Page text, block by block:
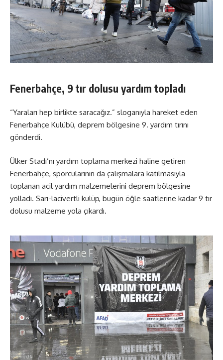
Fenerbahçe, 9 tır dolusu yardım topladı
“Yaraları hep birlikte saracağız.” sloganıyla hareket eden
Fenerbahçe Kulübü, deprem bölgesine 9. yardım tırını
gönderdi.
Ülker Stadı’nı yardım toplama merkezi haline getiren
Fenerbahçe, sporcularının da çalışmalara katılmasıyla
toplanan acil yardım malzemelerini deprem bölgesine
yolladı. Sarı-lacivertli kulüp, bugün öğle saatlerine kadar 9 tır
dolusu malzeme yola çıkardı.